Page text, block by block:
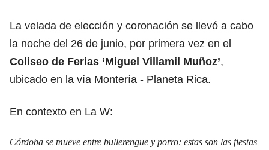
La velada de elección y coronación se llevó a cabo
la noche del 26 de junio, por primera vez en el
Coliseo de Ferias ‘Miguel Villamil Muñoz’,
ubicado en la vía Montería - Planeta Rica.
En contexto en La W:
Córdoba se mueve entre bullerengue y porro: estas son las fiestas